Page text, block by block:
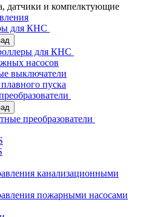
датчики и компелктующие
для КНС
для КНС
насосов
выключатели
пуска
преобразователи
канализационными
пожарными насосами